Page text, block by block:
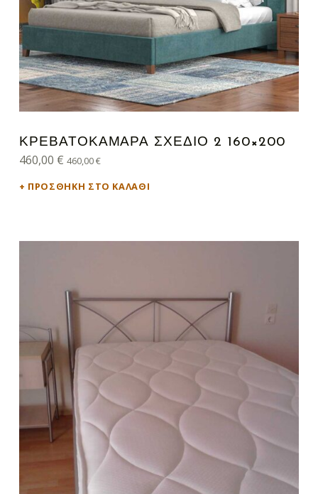
ΚΡΕΒΑΤΟΚΑΜΑΡΑ ΣΧΕΔΙΟ 2 160×200
460,00 € 460,00€
ΠΡΟΣΘΉΚΗ ΣΤΟ ΚΑΛΆΘΙ